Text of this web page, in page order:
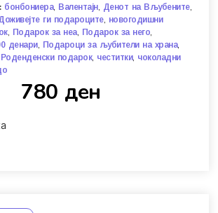
бонбониера, Валентајн, Денот на Вљубените,
Доживејте ги подароците, новогодишни
, Подарок за неа, Подарок за него,
денари, Подароци за љубители на храна,
Роденденски подарок, честитки, чоколадни
780 ден